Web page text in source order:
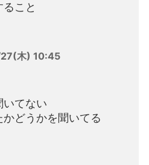
ること
木) 10:45
いてない
どうかを聞いてる